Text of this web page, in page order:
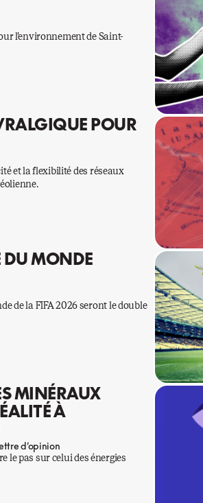
l’environnement de Saint-
POUR
et la flexibilité des réseaux
DU MONDE
de la FIFA 2026 seront le double
MINÉRAUX
À
d’opinion
le pas sur celui des énergies